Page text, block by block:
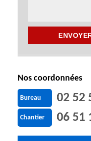
Nos coordonnées
Bureau 02 52
Chantier 06 51